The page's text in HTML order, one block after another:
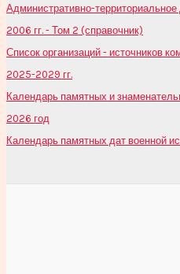
Административно-территориальное
2006 гг. - Том 2 (справочник)
Список организаций - источников
2025-2029 гг.
Календарь памятных и
2026 год
Календарь памятных дат военной